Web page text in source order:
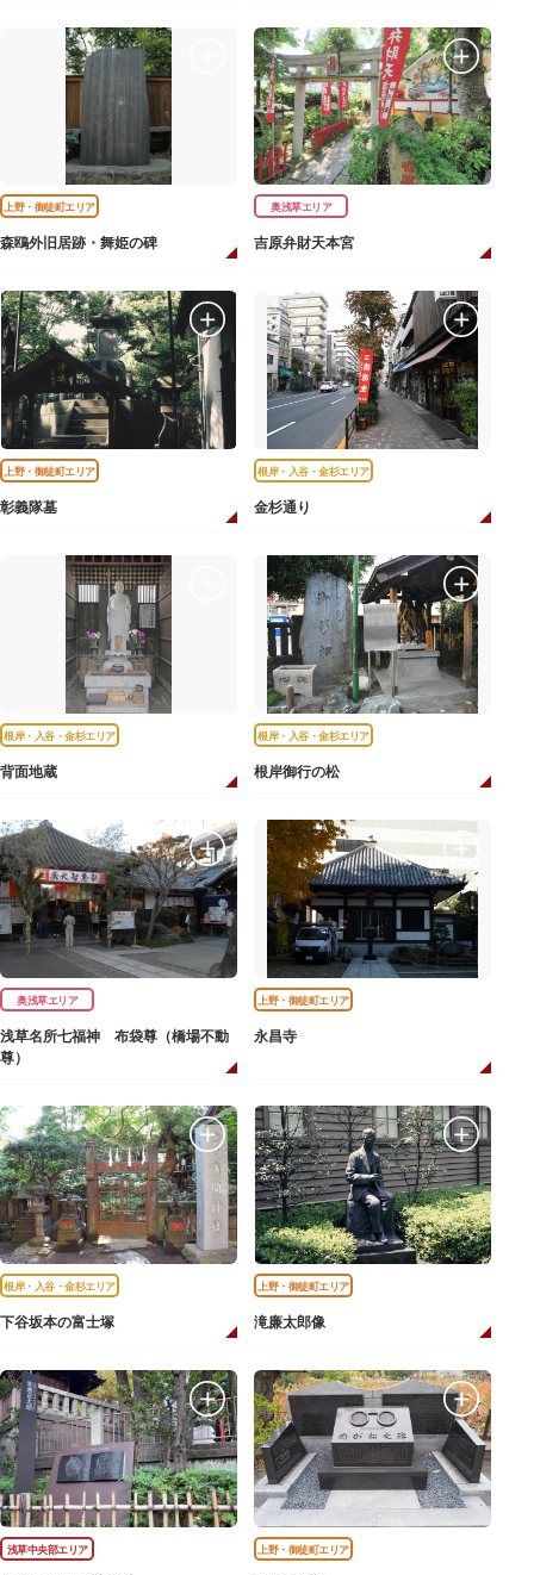
上野・御徒町エリア
森鴎外旧居跡・舞姫の碑
奥浅草エリア
吉原弁財天本宮
上野・御徒町エリア
彰義隊墓
根岸・入谷・金杉エリア
金杉通り
根岸・入谷・金杉エリア
背面地蔵
根岸・入谷・金杉エリア
根岸御行の松
奥浅草エリア
浅草名所七福神 布袋尊（橋場不動
尊）
上野・御徒町エリア
永昌寺
根岸・入谷・金杉エリア
下谷坂本の富士塚
上野・御徒町エリア
滝廉太郎像
浅草中央部エリア 上野・御徒町エリア